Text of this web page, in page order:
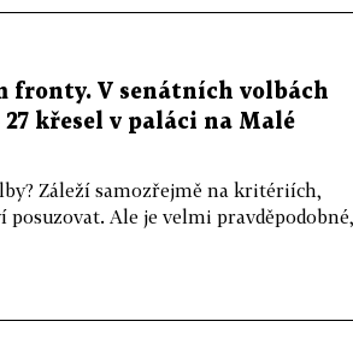
fronty. V senátních volbách
křesel v paláci na Malé
Záleží samozřejmě na kritériích,
Ale je velmi pravděpodobné,